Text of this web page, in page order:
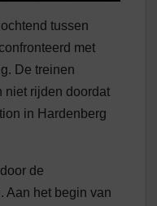
tussen
met
De treinen
niet rijden doordat
in Hardenberg
de
Aan het begin van